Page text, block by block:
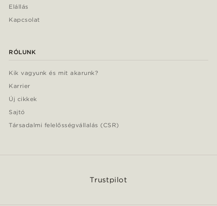
Elállás
Kapcsolat
RÓLUNK
Kik vagyunk és mit akarunk?
Karrier
Új cikkek
Sajtó
Társadalmi felelősségvállalás (CSR)
Trustpilot